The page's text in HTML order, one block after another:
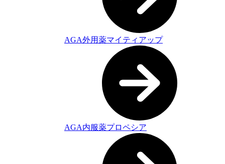
AGA外用薬マイティアップ
AGA内服薬プロペシア